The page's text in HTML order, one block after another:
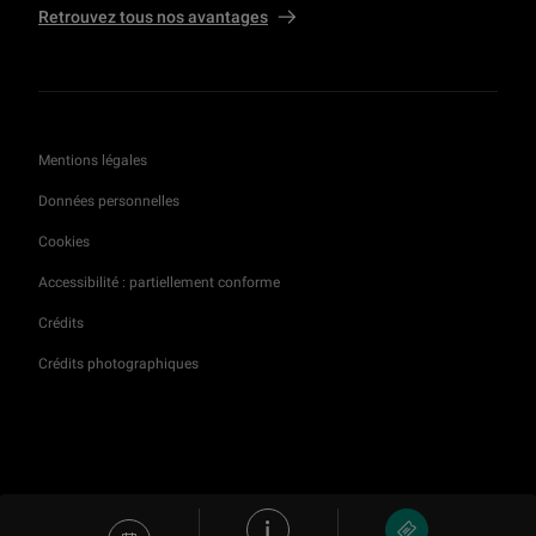
Retrouvez tous nos avantages
Mentions légales
Données personnelles
Cookies
Accessibilité : partiellement conforme
Crédits
Crédits photographiques